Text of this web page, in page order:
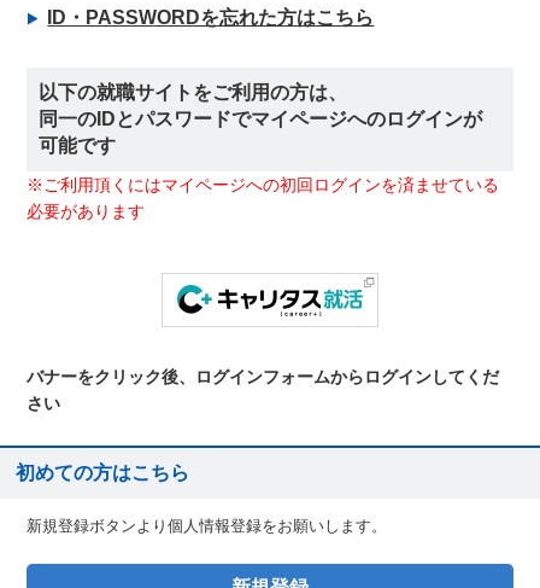
ID・PASSWORDを忘れた方はこちら
以下の就職サイトをご利用の方は、
同一のIDとパスワードでマイページへのログインが
可能です
※ご利用頂くにはマイページへの初回ログインを済ませている
必要があります
バナーをクリック後、ログインフォームからログインしてくだ
さい
初めての方はこちら
新規登録ボタンより個人情報登録をお願いします。